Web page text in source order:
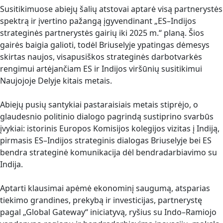
Susitikimuose abiejų šalių atstovai aptarė visą partnerystės
spektrą ir įvertino pažangą įgyvendinant „ES–Indijos
strateginės partnerystės gairių iki 2025 m.“ planą. Šios
gairės baigia galioti, todėl Briuselyje ypatingas dėmesys
skirtas naujos, visapusiškos strateginės darbotvarkės
rengimui artėjančiam ES ir Indijos viršūnių susitikimui
Naujojoje Delyje kitais metais.
Abiejų pusių santykiai pastaraisiais metais stiprėjo, o
glaudesnio politinio dialogo pagrindą sustiprino svarbūs
įvykiai: istorinis Europos Komisijos kolegijos vizitas į Indiją,
pirmasis ES–Indijos strateginis dialogas Briuselyje bei ES
bendra strateginė komunikacija dėl bendradarbiavimo su
Indija.
Aptarti klausimai apėmė ekonominį saugumą, atsparias
tiekimo grandines, prekybą ir investicijas, partnerystę
pagal „Global Gateway“ iniciatyvą, ryšius su Indo–Ramiojo